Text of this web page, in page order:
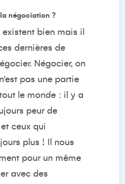
négociation ?
existent bien mais il
dernières de
Négocier, on
pas une partie
le monde : il y a
peur de
ceux qui
plus ! Il nous
pour un même
avec des